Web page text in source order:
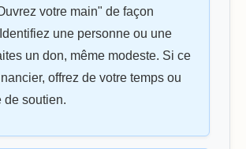
votre main" de façon
une personne ou une
un don, même modeste. Si ce
offrez de votre temps ou
de soutien.